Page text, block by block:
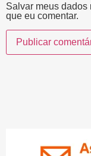
Salvar meus dados
que eu comentar.